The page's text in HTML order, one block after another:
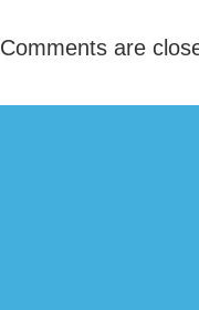
Comments are